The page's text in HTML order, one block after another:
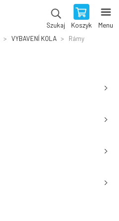
Szukaj Koszyk Menu
VYBAVENÍ KOLA Rámy